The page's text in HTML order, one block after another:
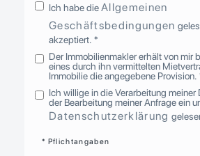
Ich habe dieAllgemeinen
Geschäftsbedingungen
akzeptiert. *
Der Immobilienmakler erhält von mir
eines durch ihn vermittelten
Immobilie die angegebene Provision.
Ich willige in die Verarbeitung
der Bearbeitung meiner Anfrage ein
Datenschutzerklärung
* Pflichtangaben